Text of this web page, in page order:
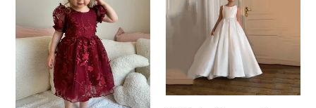
ans
au
ans
2
ans
ans